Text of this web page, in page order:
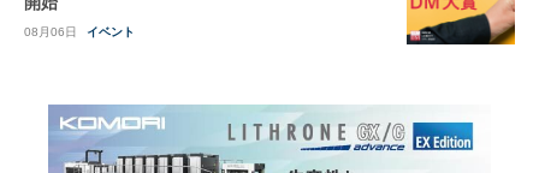
08月06日 イベント